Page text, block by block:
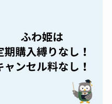
ベストタイミングを
詳しく解説！
ユンス美容液の解約
まとめ！電話が繋が
らない時の裏ワザ